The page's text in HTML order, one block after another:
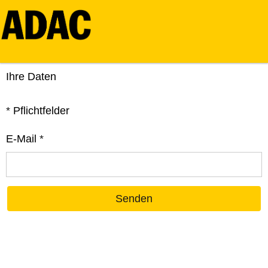
Ihre Daten
* Pflichtfelder
E-Mail *
Senden